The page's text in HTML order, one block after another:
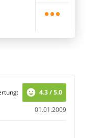
01.01.2009
4.3 / 5.0